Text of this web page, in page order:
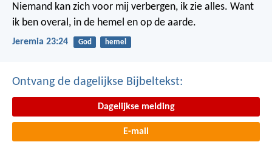
Niemand kan zich voor mij verbergen, ik zie alles. Want
ik ben overal, in de hemel en op de aarde.
Jeremia 23:24 God hemel
Ontvang de dagelijkse Bijbeltekst:
Dagelijkse melding
E-mail